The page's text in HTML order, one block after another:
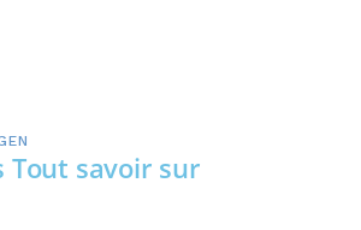
Tout savoir sur